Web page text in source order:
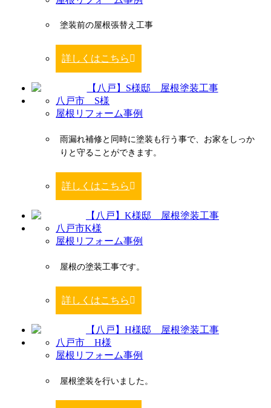
塗装前の屋根張替え工事
詳しくはこちら
八戸市 S様
屋根リフォーム事例
雨漏れ補修と同時に塗装も行う事で、お家をしっか
りと守ることができます。
詳しくはこちら
八戸市K様
屋根リフォーム事例
屋根の塗装工事です。
詳しくはこちら
八戸市 H様
屋根リフォーム事例
屋根塗装を行いました。